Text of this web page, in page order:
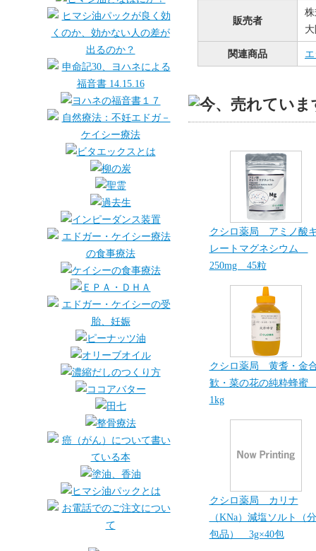
販売者
関連商品
クシロ薬局 アミノ酸
レートマグネシウム
250mg 45粒
クシロ薬局 黄耆・金
歓・菜の花の純粋蜂
1kg
クシロ薬局 カリナ
（KNa）減塩ソルト（分
包品） 3g×40包